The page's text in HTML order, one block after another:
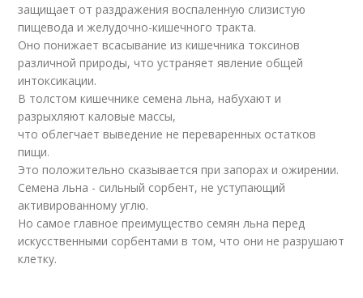
защищает от раздражения воспаленную слизистую
пищевода и желудочно-кишечного тракта.
Оно понижает всасывание из кишечника токсинов
различной природы, что устраняет явление общей
интоксикации.
В толстом кишечнике семена льна, набухают и
разрыхляют каловые массы,
что облегчает выведение не переваренных остатков
пищи.
Это положительно сказывается при запорах и ожирении.
Семена льна - сильный сорбент, не уступающий
активированному углю.
Но самое главное преимущество семян льна перед
искусственными сорбентами в том, что они не разрушают
клетку.